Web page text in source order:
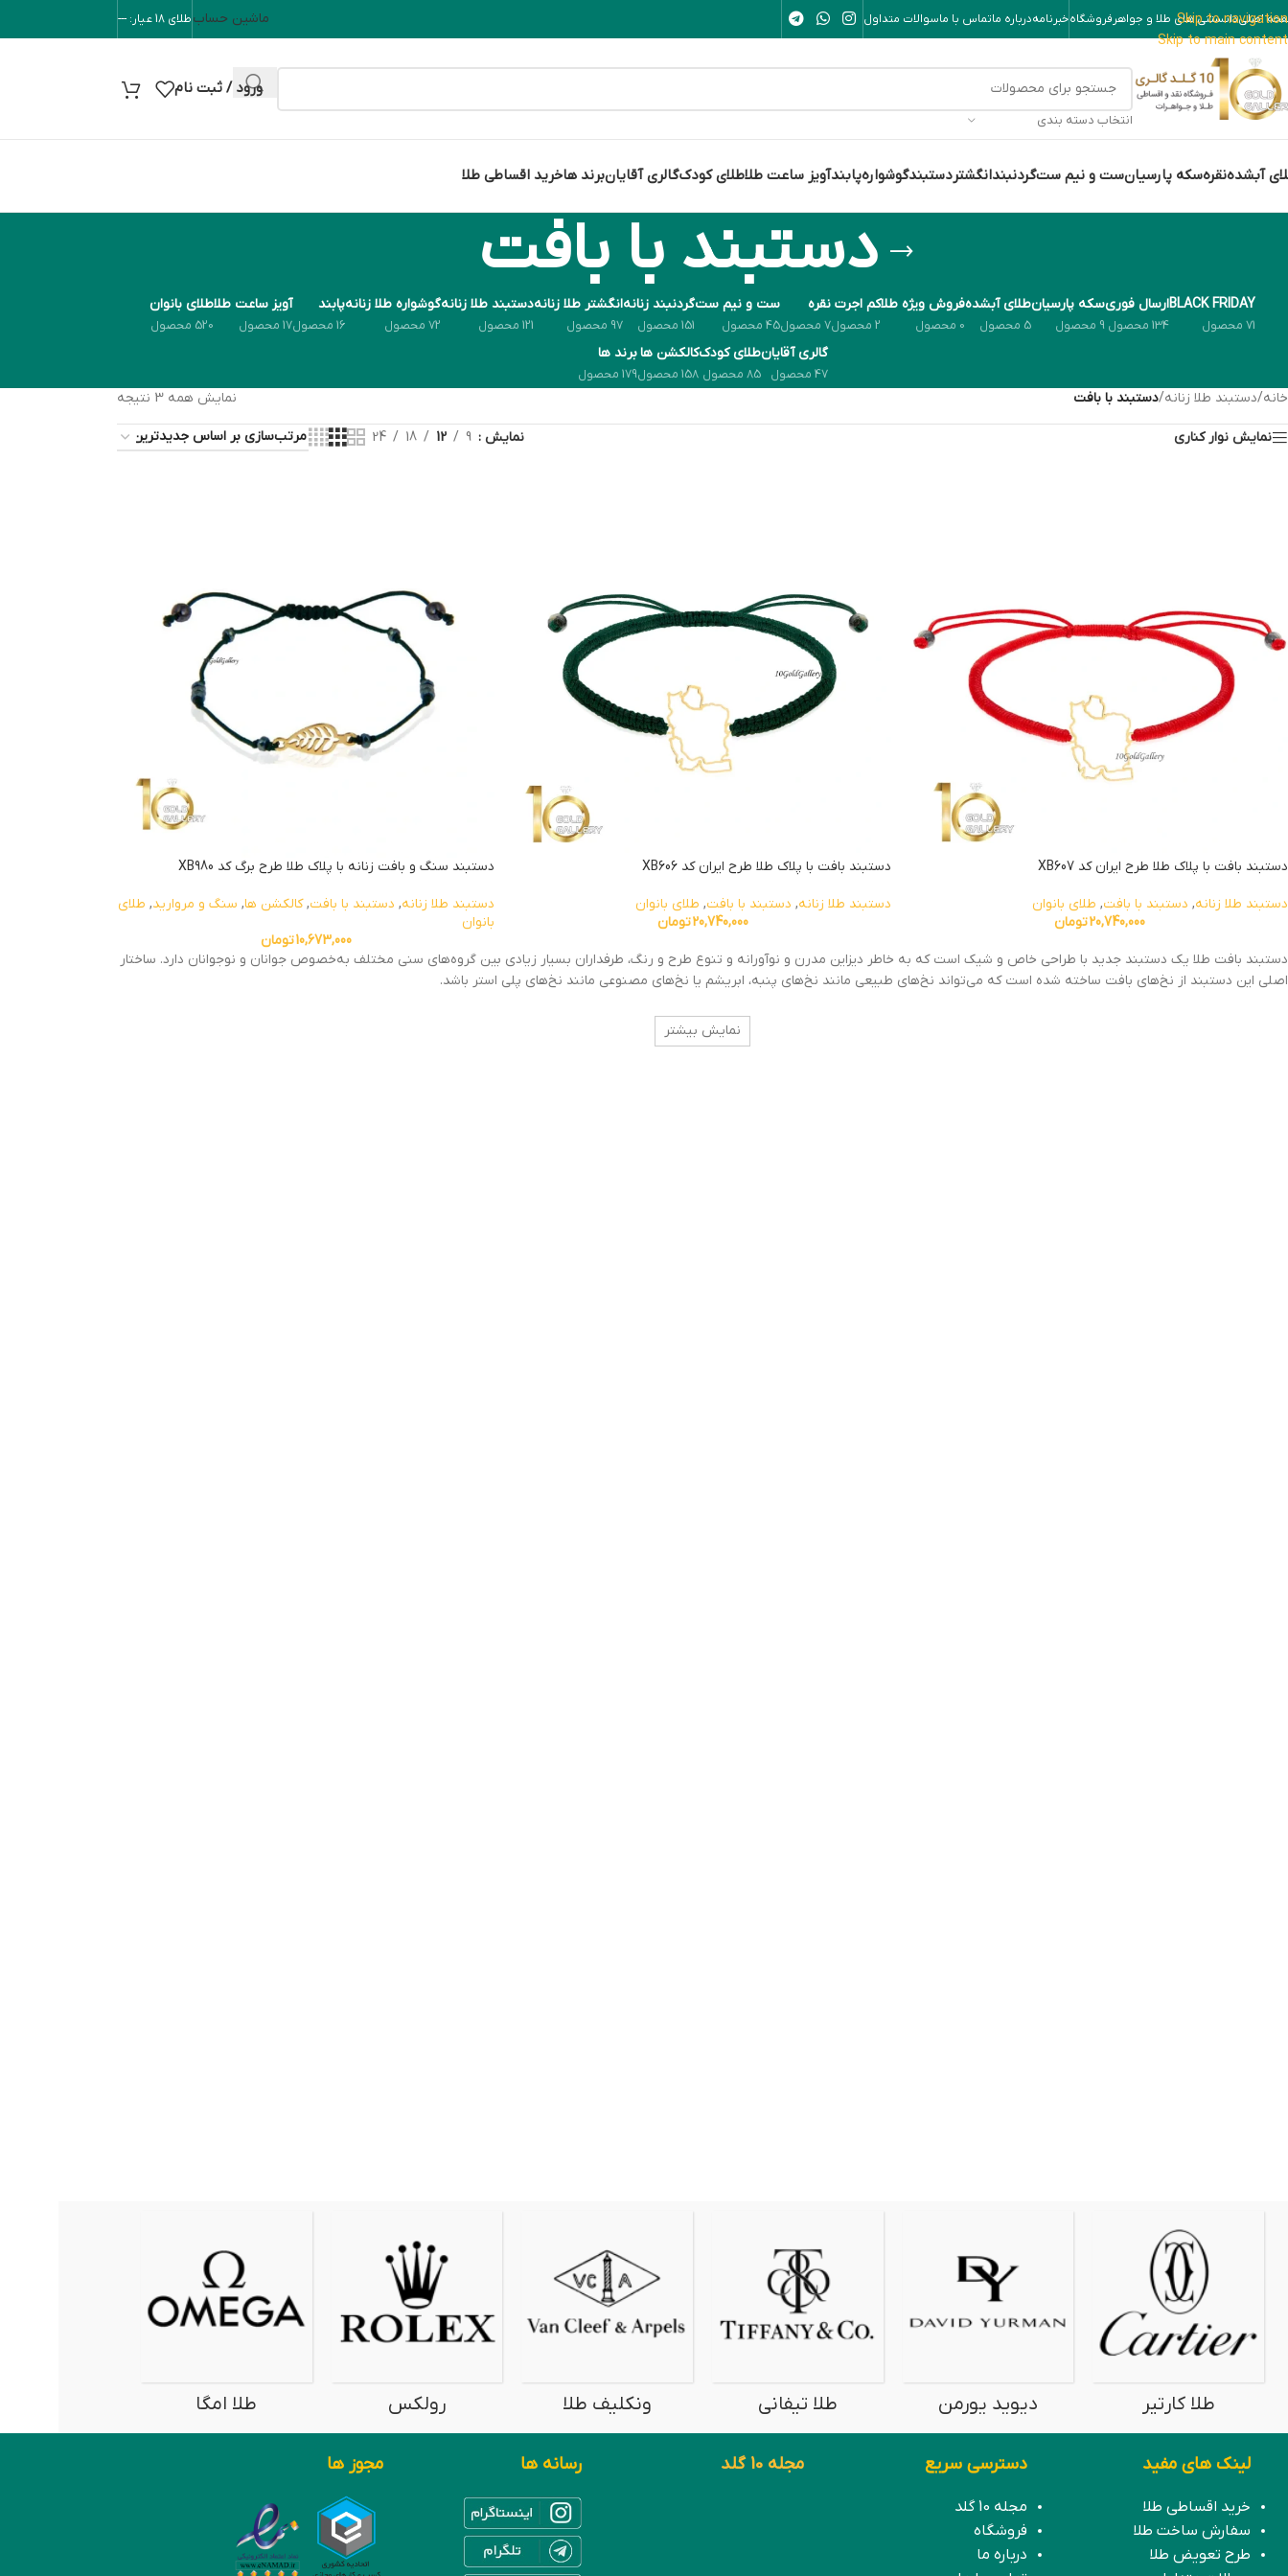
Skip to navigation
Skip to main content
اصلیدانستنی های طلا و جواهر فروشگاهخبرنامهدرباره ماتماس با ماسوالات متداول ماشین حسابطلای 18 عیار: ---
انتخاب دسته بندی
ورود / ثبت نام
آبشدهنقرهسکه پارسیانست و نیم ستگردنبندانگشتردستبندگوشوارهپابندآویز ساعت طلاطلای کودکگالری آقایانبرند هاخرید اقساطی طلا
دستبند با بافت
BLACK FRIDAY
71 محصول
ارسال فوری
134 محصول
سکه پارسیان
9 محصول
طلای آبشده
5 محصول
فروش ویژه طلا
0 محصول
کم اجرت
2 محصول
نقره
7 محصول
ست و نیم ست
45 محصول
گردنبند زنانه
151 محصول
انگشتر طلا زنانه
97 محصول
دستبند طلا زنانه
121 محصول
گوشواره طلا زنانه
72 محصول
پابند
16 محصول
آویز ساعت طلا
17 محصول
طلای بانوان
520 محصول
گالری آقایان
47 محصول
طلای کودک
85 محصول
کالکشن ها
158 محصول
برند ها
179 محصول
خانه/دستبند طلا زنانه/دستبند با بافت نمایش همه 3 نتیجه
نمایش نوار کناری نمایش 9
12
18
24
دستبند بافت با پلاک طلا طرح ایران کد XB607
دستبند طلا زنانه, دستبند با بافت, طلای بانوان
20,740,000تومان
دستبند بافت با پلاک طلا طرح ایران کد XB606
دستبند طلا زنانه, دستبند با بافت, طلای بانوان
20,740,000تومان
دستبند سنگ و بافت زنانه با پلاک طلا طرح برگ کد XB980
دستبند طلا زنانه, دستبند با بافت, کالکشن ها, سنگ و مروارید, طلای
بانوان
10,673,000تومان
دستبند بافت طلا یک دستبند جدید با طراحی خاص و شیک است که به خاطر دیزاین مدرن و نوآورانه‌ و تنوع طرح و رنگ، طرفداران بسیار زیادی بین گروه‌های سنی مختلف به‌خصوص جوانان و نوجوانان دارد. ساختار
اصلی این دستبند از نخ‌های بافت ساخته شده‌ است که می‌تواند نخ‌های طبیعی مانند نخ‌های پنبه، ابریشم یا نخ‌های مصنوعی مانند نخ‌های پلی استر باشد.
نمایش بیشتر
روبرتو کوین طلا بولگاری طلا شنل طلا شوپارد طلا فرد لویی ویتون
لینک های مفید
خرید اقساطی طلا
سفارش ساخت طلا
طرح تعویض طلا
دسترسی سریع
مجله 10 گلد
فروشگاه
درباره ما
مجله 10 گلد رسانه ها مجوز ها